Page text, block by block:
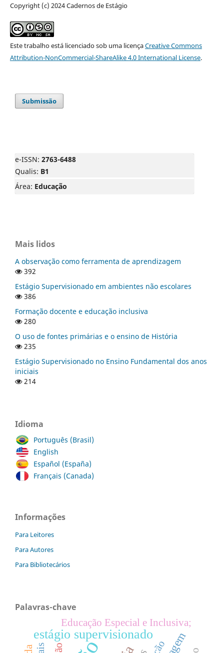
Copyright (c) 2024 Cadernos de Estágio
Este trabalho está licenciado sob uma licençaCreative Commons
Attribution-NonCommercial-ShareAlike 4.0 International License.
Submissão
e-ISSN: 2763-6488
Qualis: B1
Área: Educação
Mais lidos
A observação como ferramenta de aprendizagem
392
Estágio Supervisionado em ambientes não escolares
386
Formação docente e educação inclusiva
280
O uso de fontes primárias e o ensino de História
235
Estágio Supervisionado no Ensino Fundamental dos anos
iniciais
214
Idioma
Português (Brasil)
English
Español (España)
Français (Canada)
Informações
Para Leitores
Para Autores
Para Bibliotecários
Palavras-chave
estágio supervisionado
Educação Especial e Inclusiva;